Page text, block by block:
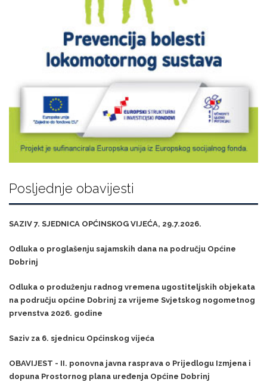
Posljednje obavijesti
SAZIV 7. SJEDNICA OPĆINSKOG VIJEĆA, 29.7.2026.
Odluka o proglašenju sajamskih dana na području Općine
Dobrinj
Odluka o produženju radnog vremena ugostiteljskih objekata
na području općine Dobrinj za vrijeme Svjetskog nogometnog
prvenstva 2026. godine
Saziv za 6. sjednicu Općinskog vijeća
OBAVIJEST - II. ponovna javna rasprava o Prijedlogu Izmjena i
dopuna Prostornog plana uređenja Općine Dobrinj